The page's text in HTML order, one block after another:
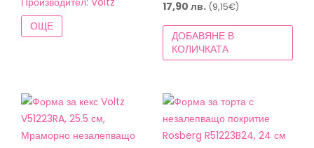
ОЩЕ
was:
17,90 лв.(9,15€)Текущата
цена
17,90 лв.
ДОБАВЯНЕ В
КОЛИЧКАТА